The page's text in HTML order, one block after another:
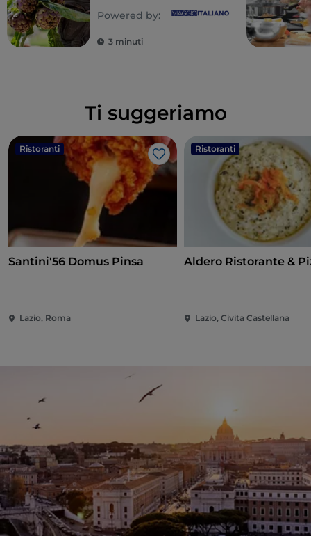
gastronomica
popolare, un’eterna
scoperta
Powered by:
3 minuti
Ti suggeriamo
Ristoranti
Like
Santini'56 Domus Pinsa
Lazio, Roma
Ristoranti
Aldero Ristorante &
Lazio, Civita Castellana